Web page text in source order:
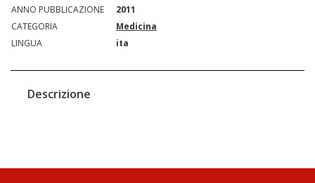
ANNO PUBBLICAZIONE
2011
CATEGORIA
Medicina
LINGUA
ita
Descrizione